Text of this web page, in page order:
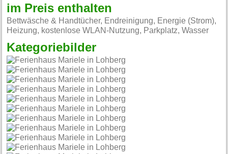
im Preis enthalten
Bettwäsche & Handtücher, Endreinigung, Energie (Strom),
Heizung, kostenlose WLAN-Nutzung, Parkplatz, Wasser
Kategoriebilder